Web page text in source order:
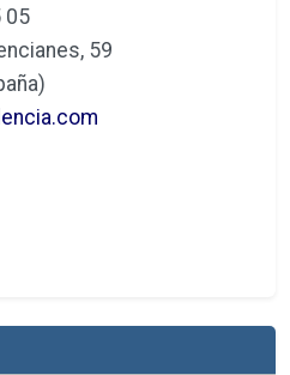
05
59